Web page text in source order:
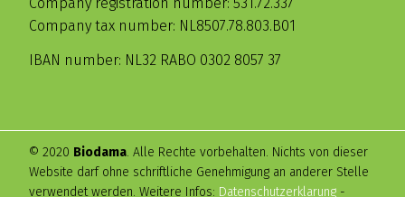
Company tax number: NL8507.78.803.B01
IBAN number: NL32 RABO 0302 8057 37
© 2020 Biodama. Alle Rechte vorbehalten. Nichts von dieser
Website darf ohne schriftliche Genehmigung an anderer Stelle
verwendet werden. Weitere Infos: Datenschutzerklarung -